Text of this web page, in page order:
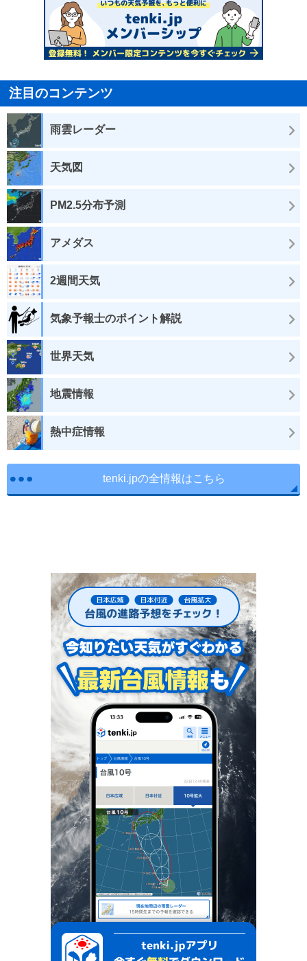
注目のコンテンツ
雨雲レーダー
天気図
PM2.5分布予測
アメダス
2週間天気
気象予報士のポイント解説
世界天気
地震情報
熱中症情報
tenki.jpの全情報はこちら